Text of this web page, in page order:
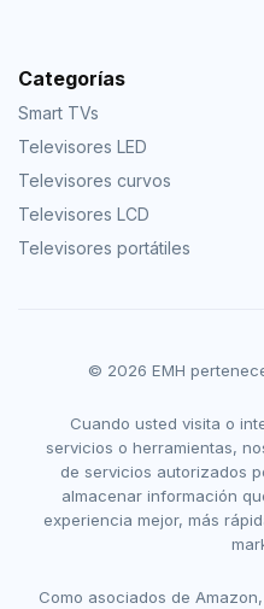
Categorías
Smart TVs
Televisores LED
Televisores curvos
Televisores LCD
Televisores portátiles
© 2026 EMH
Cuando usted visita o
servicios o herramientas,
de servicios autorizados
almacenar información
experiencia mejor, más
Como asociados de